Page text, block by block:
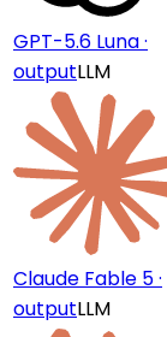
GPT-5.6 Luna ·
outputLLM
Claude Fable 5 ·
outputLLM